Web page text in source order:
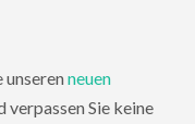
unseren neuen
verpassen Sie keine